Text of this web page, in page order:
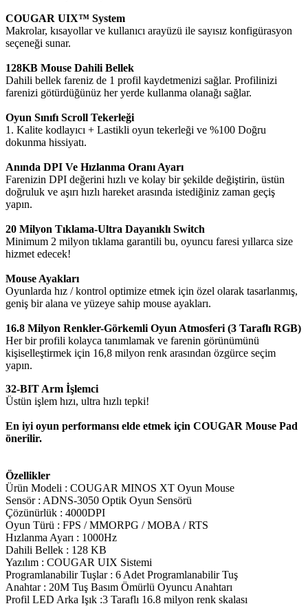
COUGAR UIX™ System
Makrolar, kısayollar ve kullanıcı arayüzü ile sayısız konfigürasyon
seçeneği sunar.
128KB Mouse Dahili Bellek
Dahili bellek fareniz de 1 profil kaydetmenizi sağlar. Profilinizi
farenizi götürdüğünüz her yerde kullanma olanağı sağlar.
Oyun Sınıfı Scroll Tekerleği
1. Kalite kodlayıcı + Lastikli oyun tekerleği ve %100 Doğru
dokunma hissiyatı.
Anında DPI Ve Hızlanma Oranı Ayarı
Farenizin DPI değerini hızlı ve kolay bir şekilde değiştirin, üstün
doğruluk ve aşırı hızlı hareket arasında istediğiniz zaman geçiş
yapın.
20 Milyon Tıklama-Ultra Dayanıklı Switch
Minimum 2 milyon tıklama garantili bu, oyuncu faresi yıllarca size
hizmet edecek!
Mouse Ayakları
Oyunlarda hız / kontrol optimize etmek için özel olarak tasarlanmış,
geniş bir alana ve yüzeye sahip mouse ayakları.
16.8 Milyon Renkler-Görkemli Oyun Atmosferi (3 Taraflı RGB)
Her bir profili kolayca tanımlamak ve farenin görünümünü
kişiselleştirmek için 16,8 milyon renk arasından özgürce seçim
yapın.
32-BIT Arm İşlemci
Üstün işlem hızı, ultra hızlı tepki!
En iyi oyun performansı elde etmek için COUGAR Mouse Pad
önerilir.
Özellikler
Ürün Modeli : COUGAR MINOS XT Oyun Mouse
Sensör : ADNS-3050 Optik Oyun Sensörü
Çözünürlük : 4000DPI
Oyun Türü : FPS / MMORPG / MOBA / RTS
Hızlanma Ayarı : 1000Hz
Dahili Bellek : 128 KB
Yazılım : COUGAR UIX Sistemi
Programlanabilir Tuşlar : 6 Adet Programlanabilir Tuş
Anahtar : 20M Tuş Basım Ömürlü Oyuncu Anahtarı
Profil LED Arka Işık :3 Taraflı 16.8 milyon renk skalası